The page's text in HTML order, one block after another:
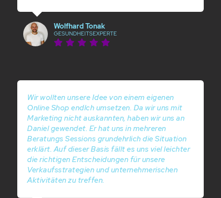
Wolfhard Tonak
GESUNDHEITSEXPERTE
Wir wollten unsere Idee von einem eigenen
Online Shop endlch umsetzen. Da wir uns mit
Marketing nicht auskannten, haben wir uns an
Daniel gewendet. Er hat uns in mehreren
Beratungs Sessions grundehrlich die Situation
erklärt. Auf dieser Basis fällt es uns viel leichter
die richtigen Entscheidungen für unsere
Verkaufsstrategien und unternehmerischen
Aktivitäten zu treffen.